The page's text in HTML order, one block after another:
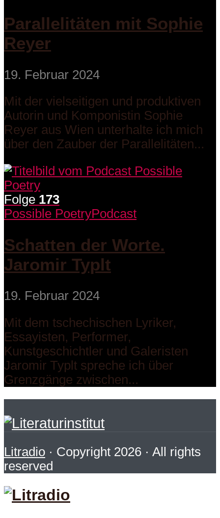
Parallelitäten mit Sophie
Reyer
19. Februar 2024
Mit der vielseitigen und produktiven
Autorin und Komponistin Sophie
Reyer aus Wien unterhalte ich mich
über den Zauber der Parallelitäten...
Folge 173
Possible PoetryPodcast
Schatten der Worte.
Jaromir Typlt
19. Februar 2024
Mit dem tschechischen Lyriker,
Essayisten, Performer,
Kunstgeschichtler und Galeristen
Jaromir Typlt spreche ich über
Grenzgänge zwischen...
Litradio · Copyright 2026 · All rights
reserved